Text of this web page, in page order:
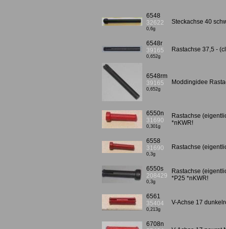
6548
32622
0,6g
Steckachse 40
6548r
39165
0,652g
Rastachse 37,5 -
6548rm
39165
0,652g
Moddingidee
6550n
31690
0,301g
Rastachse
*nKWR!
6558
31690
0,3g
Rastachse
6550s
208429
0,3g
Rastachse
*P25 *nKWR!
6561
35404
0,213g
V-Achse 17
6708n